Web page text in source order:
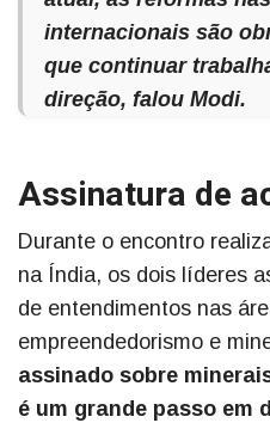
internacionais são
que continuar
direção, falou Modi.
Assinatura de
Durante o encontro
na Índia, os dois líderes
de entendimentos nas
empreendedorismo e
assinado sobre
é um grande passo em